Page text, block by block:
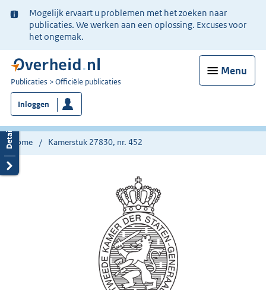
Ter
informatie:
Mogelijk ervaart u problemen met het zoeken naar
publicaties. We werken aan een oplossing. Excuses voor
het ongemak.
Menu
U
bent
nu
hier:
Publicaties Officiële publicaties
Inloggen
Home Kamerstuk 27830, nr. 452